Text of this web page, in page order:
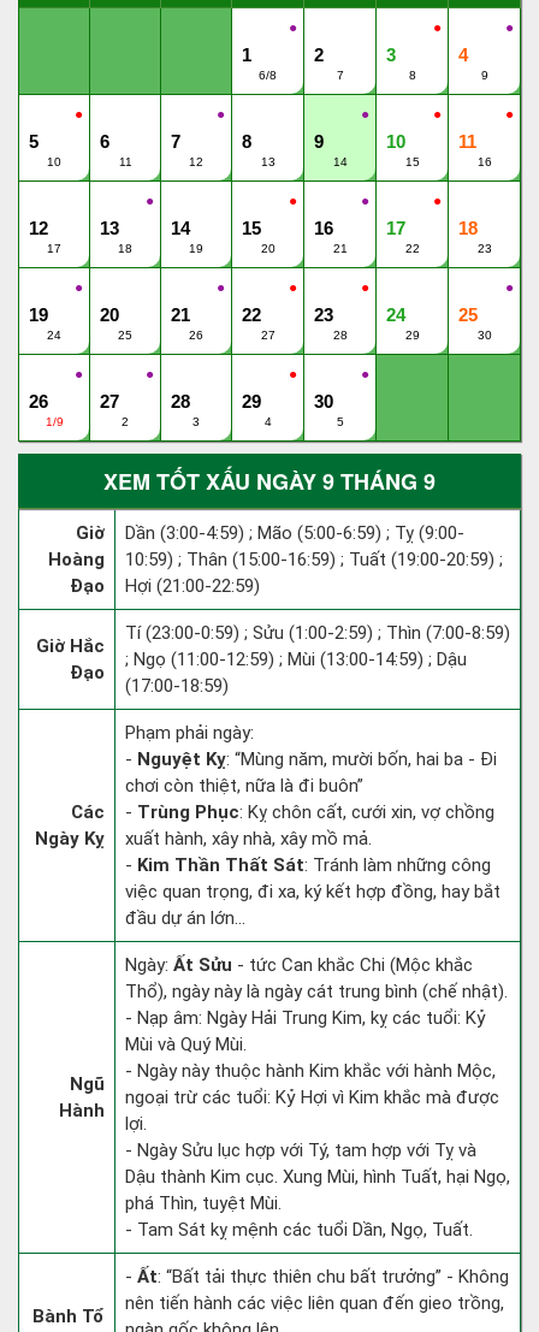
●
1
6/8
2
7
●
3
8
●
4
9
●
5
10
6
11
●
7
12
8
13
●
9
14
●
10
15
●
11
16
12
17
●
13
18
14
19
●
15
20
●
16
21
●
17
22
18
23
●
19
24
20
25
●
21
26
●
22
27
●
23
28
24
29
●
25
30
●
26
1/9
●
27
2
28
3
●
29
4
●
30
5
XEM TỐT XẤU NGÀY 9 THÁNG 9
Giờ
Hoàng
Đạo
Dần (3:00-4:59) ; Mão (5:00-6:59) ; Tỵ (9:00-
10:59) ; Thân (15:00-16:59) ; Tuất (19:00-20:59) ;
Hợi (21:00-22:59)
Giờ Hắc
Đạo
Tí (23:00-0:59) ; Sửu (1:00-2:59) ; Thìn (7:00-8:59)
; Ngọ (11:00-12:59) ; Mùi (13:00-14:59) ; Dậu
(17:00-18:59)
Các
Ngày Kỵ
Phạm phải ngày:
- Nguyệt Kỵ: “Mùng năm, mười bốn, hai ba - Đi
chơi còn thiệt, nữa là đi buôn”
- Trùng Phục: Kỵ chôn cất, cưới xin, vợ chồng
xuất hành, xây nhà, xây mồ mả.
- Kim Thần Thất Sát: Tránh làm những công
việc quan trọng, đi xa, ký kết hợp đồng, hay bắt
đầu dự án lớn...
Ngũ
Hành
Ngày: Ất Sửu - tức Can khắc Chi (Mộc khắc
Thổ), ngày này là ngày cát trung bình (chế nhật).
- Nạp âm: Ngày Hải Trung Kim, kỵ các tuổi: Kỷ
Mùi và Quý Mùi.
- Ngày này thuộc hành Kim khắc với hành Mộc,
ngoại trừ các tuổi: Kỷ Hợi vì Kim khắc mà được
lợi.
- Ngày Sửu lục hợp với Tý, tam hợp với Tỵ và
Dậu thành Kim cục. Xung Mùi, hình Tuất, hại Ngọ,
phá Thìn, tuyệt Mùi.
- Tam Sát kỵ mệnh các tuổi Dần, Ngọ, Tuất.
Bành Tổ
- Ất: “Bất tải thực thiên chu bất trưởng” - Không
nên tiến hành các việc liên quan đến gieo trồng,